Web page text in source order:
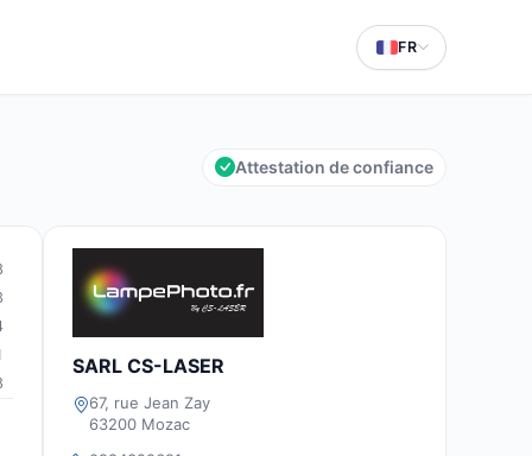
FR
Attestation de confiance
SARL CS-LASER
67, rue Jean Zay
63200 Mozac